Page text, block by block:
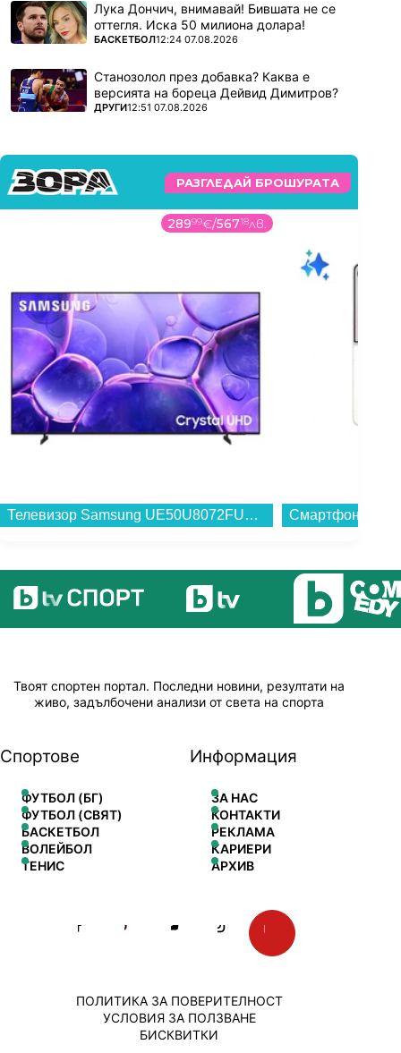
Лука Дончич, внимавай! Бившата не се
оттегля. Иска 50 милиона долара!
ПОВЕЧЕ ОТ
БАСКЕТБОЛ12:24 07.08.2026
Станозолол през добавка? Каква е
версията на бореца Дейвид Димитров?
ПОВЕЧЕ ОТ
ДРУГИ12:51 07.08.2026
РАЗГЛЕДАЙ БРОШУРАТА
28999€/56718лв.
Телевизор Samsung UE50U8072FUXXH , 125 см, 3840x2160 UHD-4K , 50 inch, LED , Smart TV , Tizen...
Твоят спортен портал. Последни новини, резултати на
живо, задълбочени анализи от света на спорта
Спортове
ФУТБОЛ (БГ)
ФУТБОЛ (СВЯТ)
БАСКЕТБОЛ
ВОЛЕЙБОЛ
ТЕНИС
Информация
ЗА НАС
КОНТАКТИ
РЕКЛАМА
КАРИЕРИ
АРХИВ
ПОЛИТИКА ЗА ПОВЕРИТЕЛНОСТ
УСЛОВИЯ ЗА ПОЛЗВАНЕ
БИСКВИТКИ